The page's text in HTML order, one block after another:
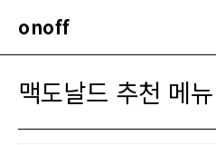
onoff
맥도날드 추천 메